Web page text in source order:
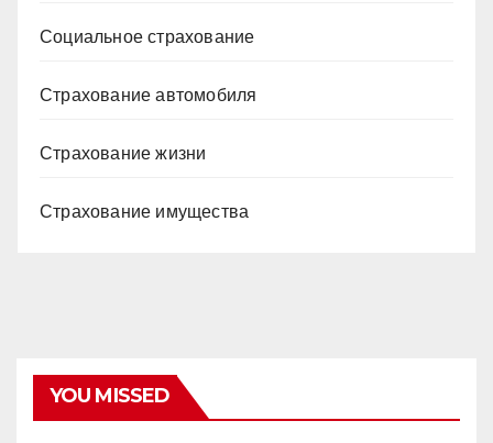
Социальное страхование
Страхование автомобиля
Страхование жизни
Страхование имущества
YOU MISSED